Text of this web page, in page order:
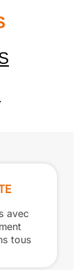
avec
tous